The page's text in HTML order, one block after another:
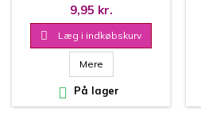
9,95 kr.
 Læg i indkøbskurv
Mere
 På lager